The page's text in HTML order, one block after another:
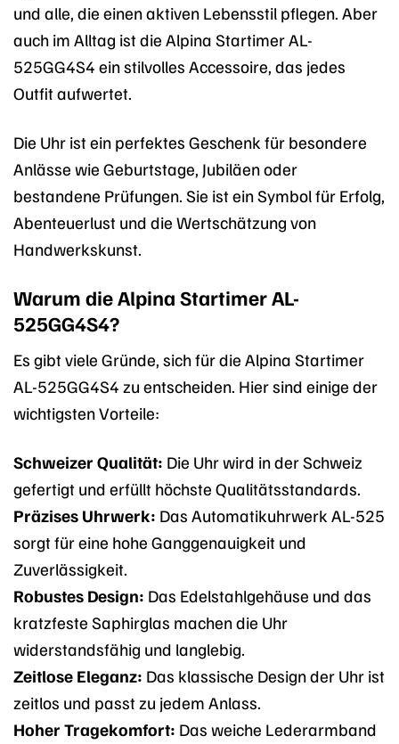
und alle, die einen aktiven Lebensstil pflegen. Aber
auch im Alltag ist die Alpina Startimer AL-
525GG4S4 ein stilvolles Accessoire, das jedes
Outfit aufwertet.
Die Uhr ist ein perfektes Geschenk für besondere
Anlässe wie Geburtstage, Jubiläen oder
bestandene Prüfungen. Sie ist ein Symbol für Erfolg,
Abenteuerlust und die Wertschätzung von
Handwerkskunst.
Warum die Alpina Startimer AL-
525GG4S4?
Es gibt viele Gründe, sich für die Alpina Startimer
AL-525GG4S4 zu entscheiden. Hier sind einige der
wichtigsten Vorteile:
Schweizer Qualität: Die Uhr wird in der Schweiz
gefertigt und erfüllt höchste Qualitätsstandards.
Präzises Uhrwerk: Das Automatikuhrwerk AL-525
sorgt für eine hohe Ganggenauigkeit und
Zuverlässigkeit.
Robustes Design: Das Edelstahlgehäuse und das
kratzfeste Saphirglas machen die Uhr
widerstandsfähig und langlebig.
Zeitlose Eleganz: Das klassische Design der Uhr ist
zeitlos und passt zu jedem Anlass.
Hoher Tragekomfort: Das weiche Lederarmband